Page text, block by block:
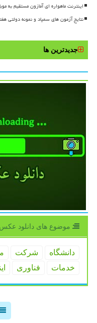
اینترنت ماهواره ای آمازون مستقیم به
نتایج آزمون های سمپاد و نمونه دولتی
جدیدترین ها
موضوع های دانلود عكس
دانشگاه شركت
خدمات
فناوری